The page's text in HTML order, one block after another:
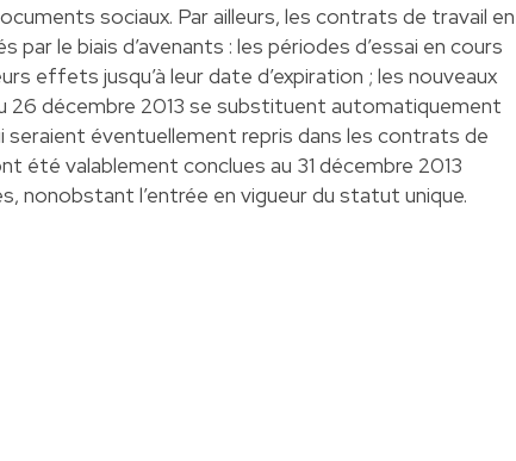
sociaux. Par ailleurs, les contrats de travail en
le biais d’avenants : les périodes d’essai en cours
effets jusqu’à leur date d’expiration ; les nouveaux
26 décembre 2013 se substituent automatiquement
seraient éventuellement repris dans les contrats de
été valablement conclues au 31 décembre 2013
nonobstant l’entrée en vigueur du statut unique.